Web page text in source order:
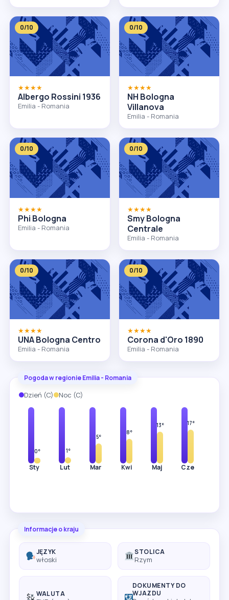
0/10
★★★★
Albergo Rossini 1936
Emilia - Romania
0/10
★★★★
NH Bologna
Villanova
Emilia - Romania
0/10
★★★★
Phi Bologna
Emilia - Romania
0/10
★★★★
Smy Bologna
Centrale
Emilia - Romania
0/10
★★★★
UNA Bologna Centro
Emilia - Romania
0/10
★★★★
Corona d'Oro 1890
Emilia - Romania
Pogoda w regionie Emilia - Romania
Dzień (C) Noc (C)
0°
Sty
1°
Lut
5°
Mar
8°
Kwi
13°
Maj
17°
Cze
Informacje o kraju
JĘZYK
włoski
STOLICA
Rzym
WALUTA
DOKUMENTY DO
WJAZDU